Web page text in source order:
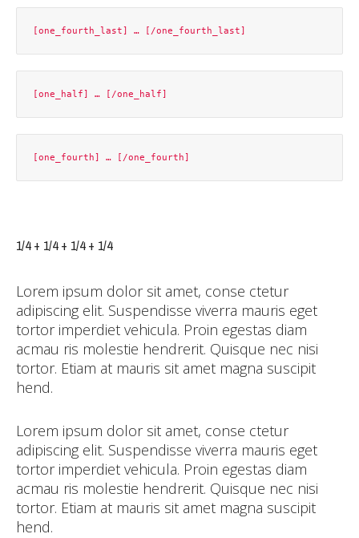
1/4 + 1/4 + 1/4 + 1/4
Lorem ipsum dolor sit amet, conse ctetur
adipiscing elit. Suspendisse viverra mauris eget
tortor imperdiet vehicula. Proin egestas diam
acmau ris molestie hendrerit. Quisque nec nisi
tortor. Etiam at mauris sit amet magna suscipit
hend.
Lorem ipsum dolor sit amet, conse ctetur
adipiscing elit. Suspendisse viverra mauris eget
tortor imperdiet vehicula. Proin egestas diam
acmau ris molestie hendrerit. Quisque nec nisi
tortor. Etiam at mauris sit amet magna suscipit
hend.